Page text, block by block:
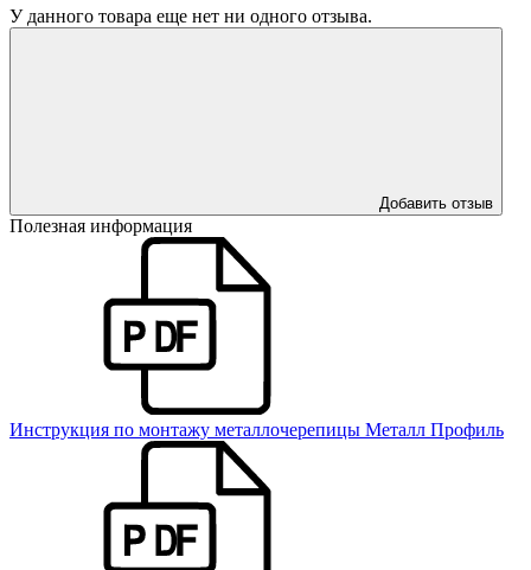
У данного товара еще нет ни одного отзыва.
Добавить отзыв
Полезная информация
Инструкция по монтажу металлочерепицы Металл Профиль